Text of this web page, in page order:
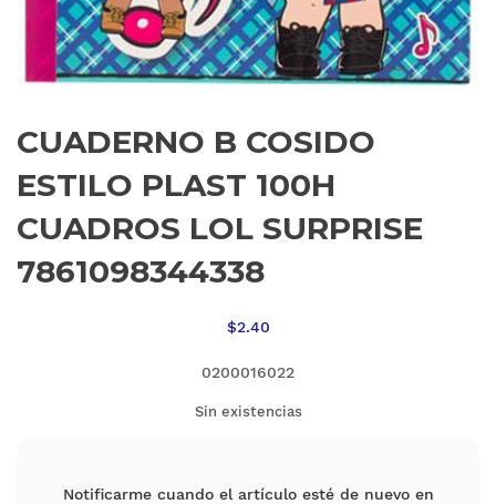
CUADERNO B COSIDO
ESTILO PLAST 100H
CUADROS LOL SURPRISE
7861098344338
$2.40
0200016022
Sin existencias
Notificarme cuando el artículo esté de nuevo en